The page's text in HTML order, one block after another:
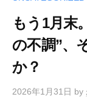
もう1月末
の不調”、
か？
2026年1月31日 by